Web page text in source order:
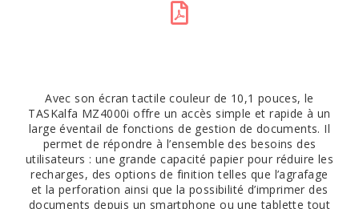
Avec son écran tactile couleur de 10,1 pouces, le
TASKalfa MZ4000i offre un accès simple et rapide à un
large éventail de fonctions de gestion de documents. Il
permet de répondre à l’ensemble des besoins des
utilisateurs : une grande capacité papier pour réduire les
recharges, des options de finition telles que l’agrafage
et la perforation ainsi que la possibilité d’imprimer des
documents depuis un smartphone ou une tablette tout